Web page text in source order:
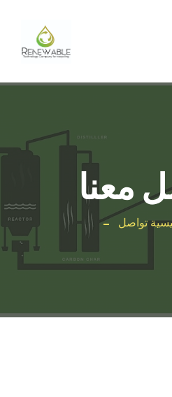
معنا
تواصل